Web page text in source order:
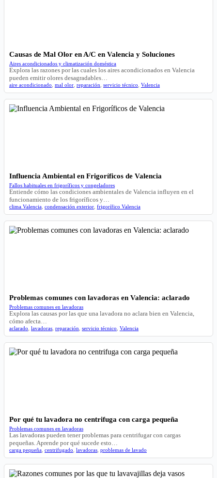
Causas de Mal Olor en A/C en Valencia y Soluciones
Aires acondicionados y climatización doméstica
Explora las razones por las cuales los aires acondicionados en Valencia
pueden emitir olores desagradables…
aire acondicionado mal olor reparación servicio técnico Valencia
Influencia Ambiental en Frigoríficos de Valencia
Fallos habituales en frigoríficos y congeladores
Entiende cómo las condiciones ambientales de Valencia influyen en el
funcionamiento de los frigoríficos y…
clima Valencia condensación exterior frigorífico Valencia
Problemas comunes con lavadoras en Valencia: aclarado
Problemas comunes en lavadoras
Explora las causas por las que una lavadora no aclara bien en Valencia,
cómo afecta…
aclarado lavadoras reparación servicio técnico Valencia
Por qué tu lavadora no centrifuga con carga pequeña
Problemas comunes en lavadoras
Las lavadoras pueden tener problemas para centrifugar con cargas
pequeñas. Aprende por qué sucede esto…
carga pequeña centrifugado lavadoras problemas de lavado